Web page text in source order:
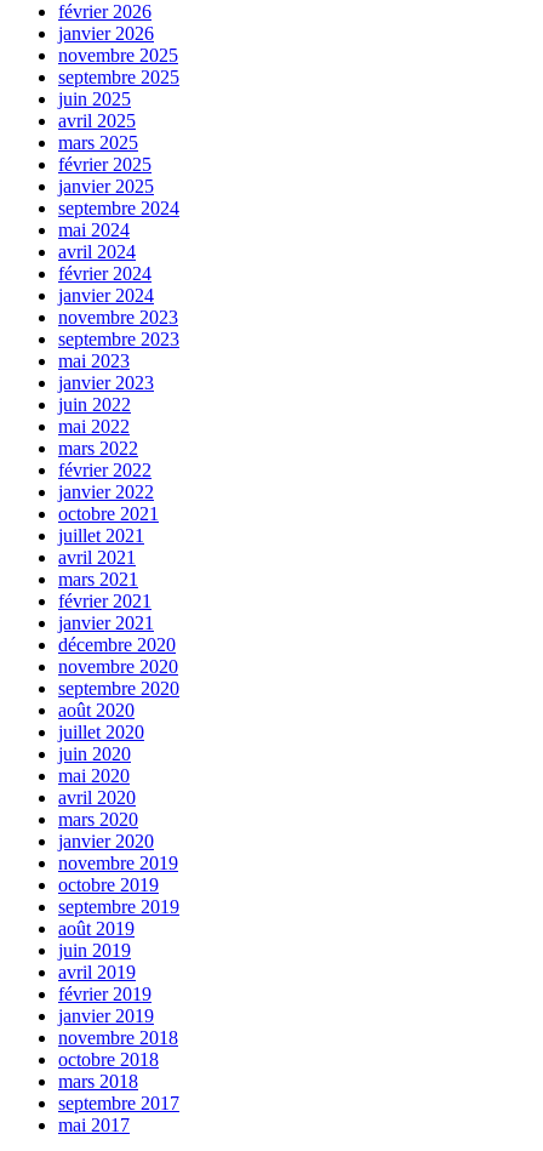
février 2026
janvier 2026
novembre 2025
septembre 2025
juin 2025
avril 2025
mars 2025
février 2025
janvier 2025
septembre 2024
mai 2024
avril 2024
février 2024
janvier 2024
novembre 2023
septembre 2023
mai 2023
janvier 2023
juin 2022
mai 2022
mars 2022
février 2022
janvier 2022
octobre 2021
juillet 2021
avril 2021
mars 2021
février 2021
janvier 2021
décembre 2020
novembre 2020
septembre 2020
août 2020
juillet 2020
juin 2020
mai 2020
avril 2020
mars 2020
janvier 2020
novembre 2019
octobre 2019
septembre 2019
août 2019
juin 2019
avril 2019
février 2019
janvier 2019
novembre 2018
octobre 2018
mars 2018
septembre 2017
mai 2017